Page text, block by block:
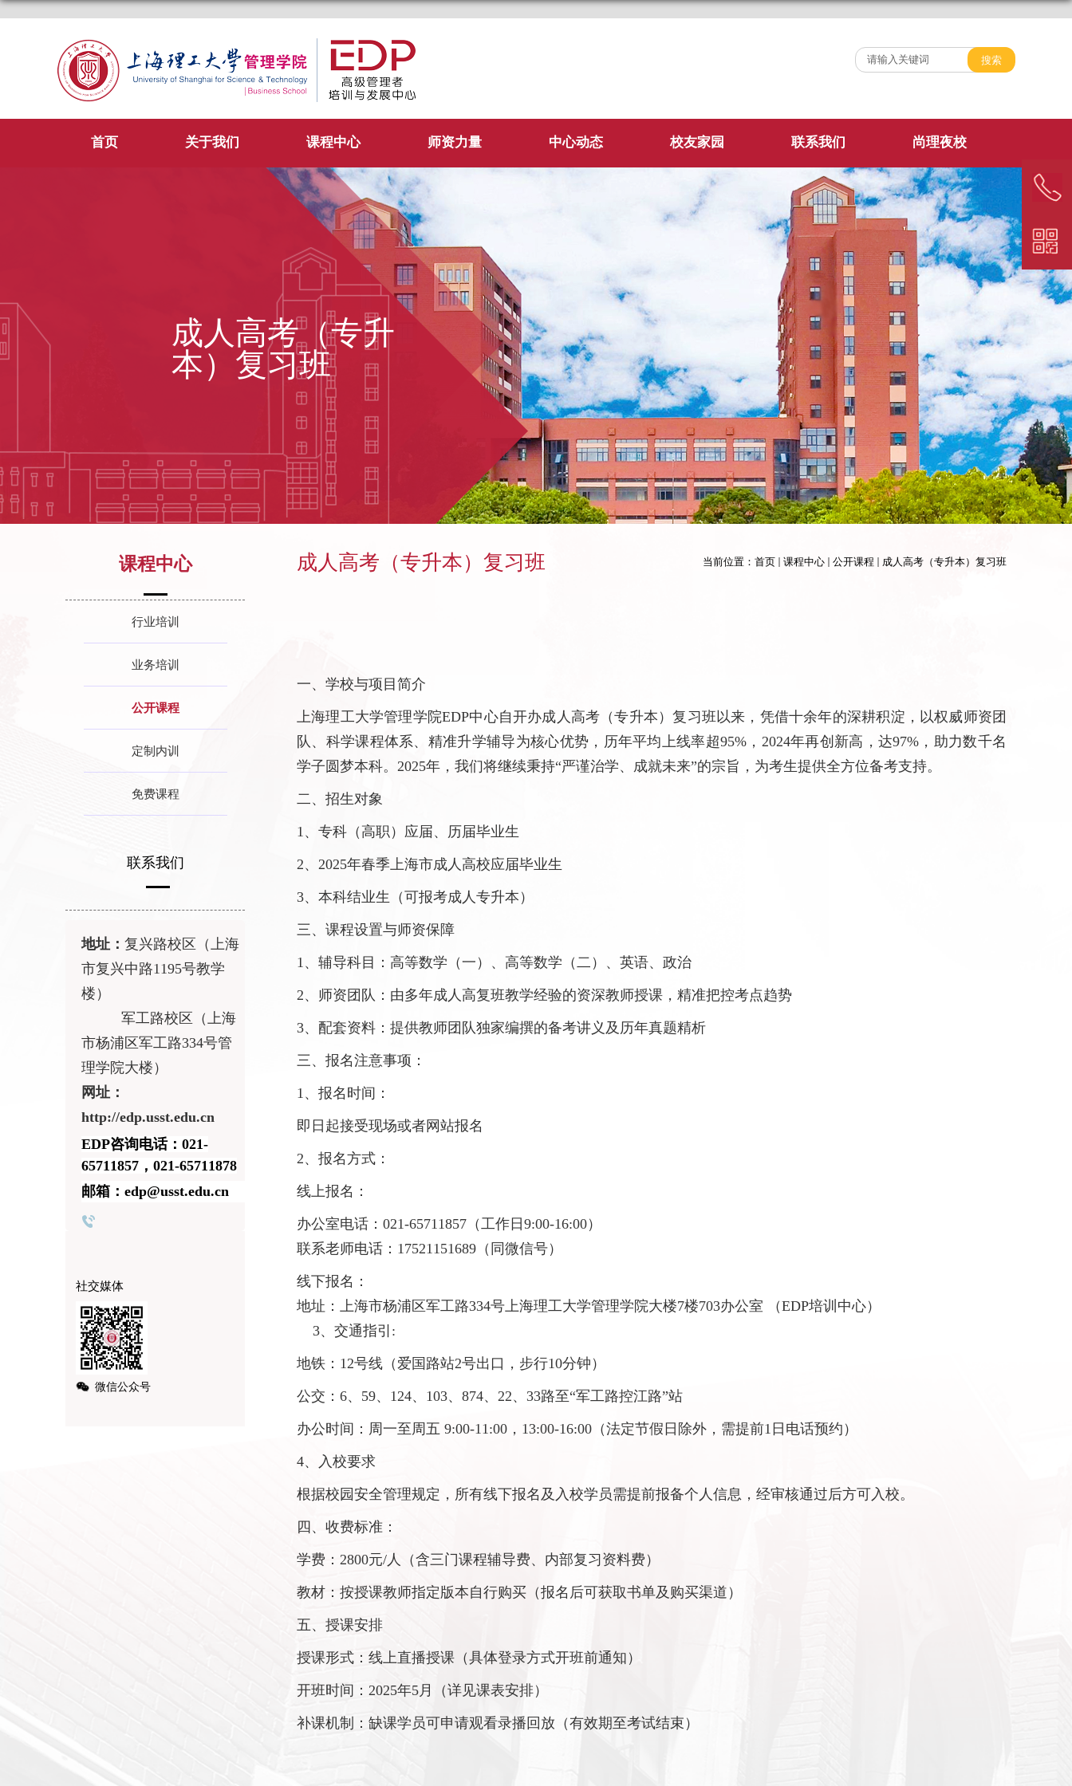
首页 关于我们 课程中心 师资力量 中心动态 校友家园 联系我们 尚理夜校
成人高考（专升
本）复习班
课程中心
行业培训
业务培训
公开课程
定制内训
免费课程
联系我们
地址： 复兴路校区（上海
市复兴中路1195号教学
楼）
军工路校区（上海
市杨浦区军工路334号管
理学院大楼）
网址：
http://edp.usst.edu.cn
EDP咨询电话：021-
65711857，021-65711878
邮箱：edp@usst.edu.cn
社交媒体
微信公众号
当前位置： 首页 课程中心 公开课程 成人高考（专升本）复习班
成人高考（专升本）复习班
一、学校与项目简介
上海理工大学管理学院EDP中心自开办成人高考（专升本）复习班以来，凭借十余年的深耕积淀，以权威师资团
队、科学课程体系、精准升学辅导为核心优势，历年平均上线率超95%，2024年再创新高，达97%，助力数千名
学子圆梦本科。2025年，我们将继续秉持“严谨治学、成就未来”的宗旨，为考生提供全方位备考支持。
二、招生对象
1、专科（高职）应届、历届毕业生
2、2025年春季上海市成人高校应届毕业生
3、本科结业生（可报考成人专升本）
三、课程设置与师资保障
1、辅导科目：高等数学（一）、高等数学（二）、英语、政治
2、师资团队：由多年成人高复班教学经验的资深教师授课，精准把控考点趋势
3、配套资料：提供教师团队独家编撰的备考讲义及历年真题精析
三、报名注意事项：
1、报名时间：
即日起接受现场或者网站报名
2、报名方式：
线上报名：
办公室电话：021-65711857（工作日9:00-16:00）
联系老师电话：17521151689（同微信号）
线下报名：
地址：上海市杨浦区军工路334号上海理工大学管理学院大楼7楼703办公室 （EDP培训中心）
3、交通指引:
地铁：12号线（爱国路站2号出口，步行10分钟）
公交：6、59、124、103、874、22、33路至“军工路控江路”站
办公时间：周一至周五 9:00-11:00，13:00-16:00（法定节假日除外，需提前1日电话预约）
4、入校要求
根据校园安全管理规定，所有线下报名及入校学员需提前报备个人信息，经审核通过后方可入校。
四、收费标准：
学费：2800元/人（含三门课程辅导费、内部复习资料费）
教材：按授课教师指定版本自行购买（报名后可获取书单及购买渠道）
五、授课安排
授课形式：线上直播授课（具体登录方式开班前通知）
开班时间：2025年5月（详见课表安排）
补课机制：缺课学员可申请观看录播回放（有效期至考试结束）